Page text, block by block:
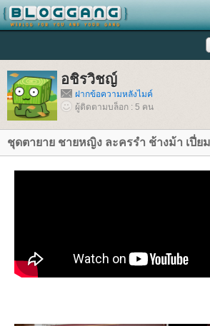
อชิรวิชญ์
ฝากข้อความหลังไมค์
ผู้ติดตามบล็อก : 5 คน
ชุดตายาย ชายหญิง ละครรำ ช้างม้า เปี่ย